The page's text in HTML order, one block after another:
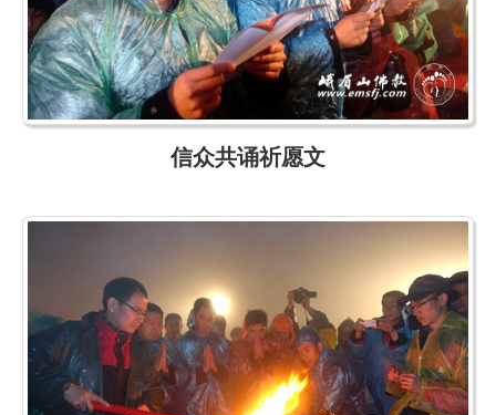
信众共诵祈愿文